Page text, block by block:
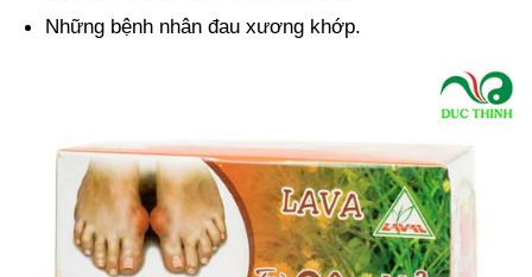
Những bệnh nhân đau xương khớp.